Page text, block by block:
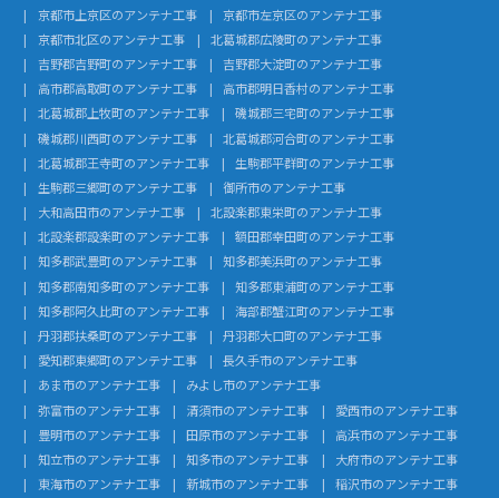
京都市上京区のアンテナ工事
京都市左京区のアンテナ工事
京都市北区のアンテナ工事
北葛城郡広陵町のアンテナ工事
吉野郡吉野町のアンテナ工事
吉野郡大淀町のアンテナ工事
高市郡高取町のアンテナ工事
高市郡明日香村のアンテナ工事
北葛城郡上牧町のアンテナ工事
磯城郡三宅町のアンテナ工事
磯城郡川西町のアンテナ工事
北葛城郡河合町のアンテナ工事
北葛城郡王寺町のアンテナ工事
生駒郡平群町のアンテナ工事
生駒郡三郷町のアンテナ工事
御所市のアンテナ工事
大和高田市のアンテナ工事
北設楽郡東栄町のアンテナ工事
北設楽郡設楽町のアンテナ工事
額田郡幸田町のアンテナ工事
知多郡武豊町のアンテナ工事
知多郡美浜町のアンテナ工事
知多郡南知多町のアンテナ工事
知多郡東浦町のアンテナ工事
知多郡阿久比町のアンテナ工事
海部郡蟹江町のアンテナ工事
丹羽郡扶桑町のアンテナ工事
丹羽郡大口町のアンテナ工事
愛知郡東郷町のアンテナ工事
長久手市のアンテナ工事
あま市のアンテナ工事
みよし市のアンテナ工事
弥富市のアンテナ工事
清須市のアンテナ工事
愛西市のアンテナ工事
豊明市のアンテナ工事
田原市のアンテナ工事
高浜市のアンテナ工事
知立市のアンテナ工事
知多市のアンテナ工事
大府市のアンテナ工事
東海市のアンテナ工事
新城市のアンテナ工事
稲沢市のアンテナ工事